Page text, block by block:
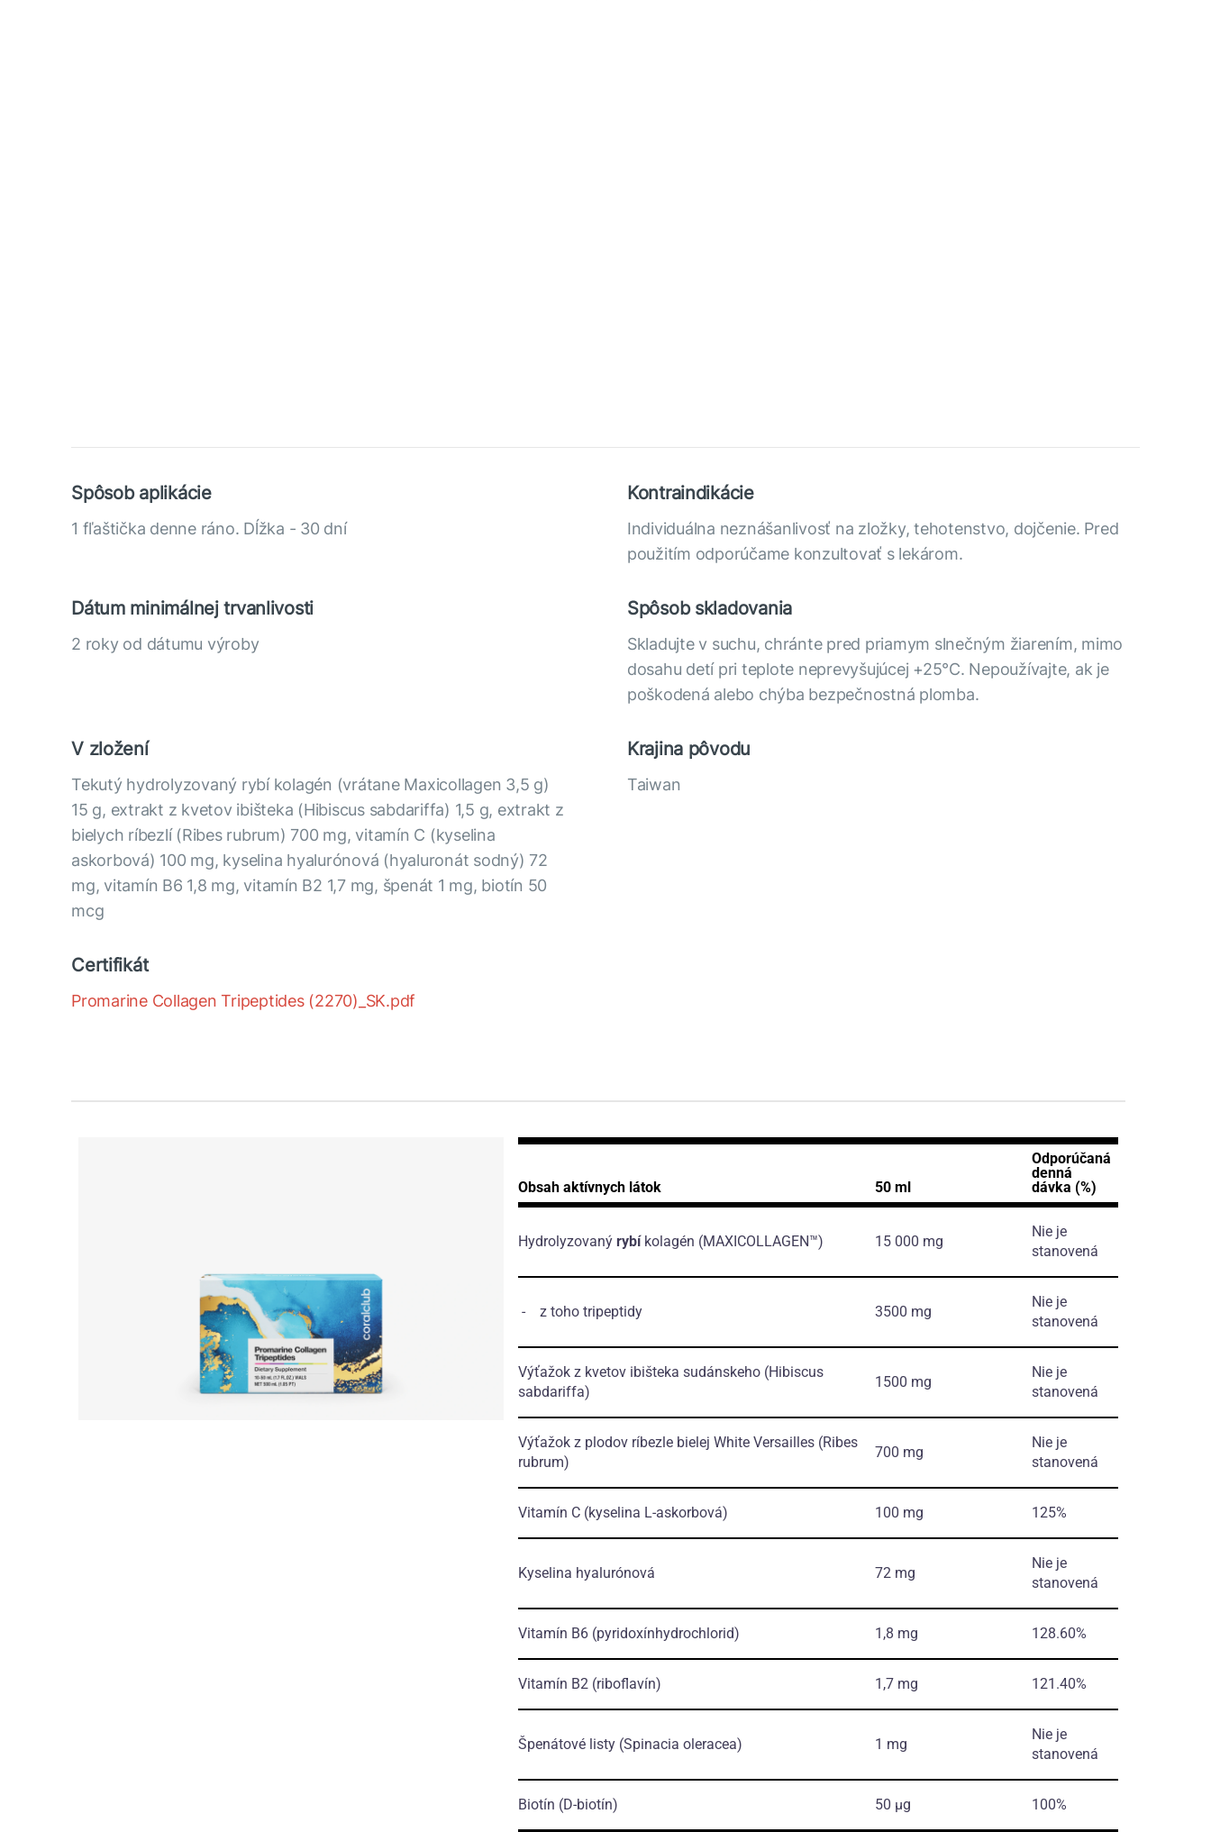
Spôsob aplikácie
1 fľaštička denne ráno. Dĺžka - 30 dní
Kontraindikácie
Individuálna neznášanlivosť na zložky, tehotenstvo, dojčenie. Pred
použitím odporúčame konzultovať s lekárom.
Dátum minimálnej trvanlivosti
2 roky od dátumu výroby
Spôsob skladovania
Skladujte v suchu, chránte pred priamym slnečným žiarením, mimo
dosahu detí pri teplote neprevyšujúcej +25°C. Nepoužívajte, ak je
poškodená alebo chýba bezpečnostná plomba.
V zložení
Tekutý hydrolyzovaný rybí kolagén (vrátane Maxicollagen 3,5 g)
15 g, extrakt z kvetov ibišteka (Hibiscus sabdariffa) 1,5 g, extrakt z
bielych ríbezlí (Ribes rubrum) 700 mg, vitamín C (kyselina
askorbová) 100 mg, kyselina hyalurónová (hyaluronát sodný) 72
mg, vitamín B6 1,8 mg, vitamín B2 1,7 mg, špenát 1 mg, biotín 50
mcg
Krajina pôvodu
Taiwan
Certifikát
Promarine Collagen Tripeptides (2270)_SK.pdf
Obsah aktívnych látok 50 ml
Odporúčaná
denná
dávka (%)
Hydrolyzovaný rybíkolagén (MAXICOLLAGEN™) 15 000 mg
Nie je
stanovená
- z toho tripeptidy 3500 mg
Nie je
stanovená
Výťažok z kvetov ibišteka sudánskeho (Hibiscus
sabdariffa)
1500 mg
Nie je
stanovená
Výťažok z plodov ríbezle bielej White Versailles (Ribes
rubrum)
700 mg
Nie je
stanovená
Vitamín C (kyselina L-askorbová) 100 mg 125%
Kyselina hyalurónová 72 mg
Nie je
stanovená
Vitamín B6 (pyridoxínhydrochlorid) 1,8 mg 128.60%
Vitamín B2 (riboflavín) 1,7 mg 121.40%
Špenátové listy (Spinacia oleracea) 1 mg
Nie je
stanovená
Biotín (D-biotín) 50 µg 100%